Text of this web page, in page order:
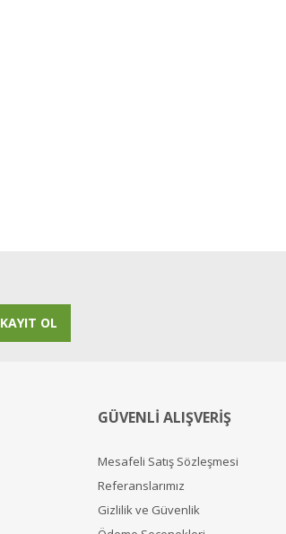
KAYIT OL
GÜVENLİ ALIŞVERİŞ
Mesafeli Satış Sözleşmesi
Referanslarımız
Gizlilik ve Güvenlik